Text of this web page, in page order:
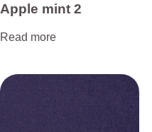
Apple mint 2
Read more